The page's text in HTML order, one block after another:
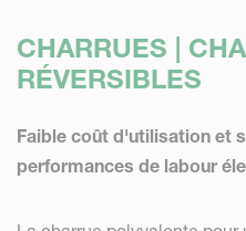
CHARRUES |
RÉVERSIBLES
Faible coût d'utilisation et
performances de labour